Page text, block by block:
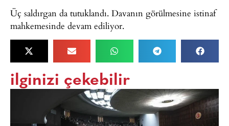
Üç saldırgan da tutuklandı. Davanın görülmesine istinaf
mahkemesinde devam ediliyor.
ilginizi çekebilir